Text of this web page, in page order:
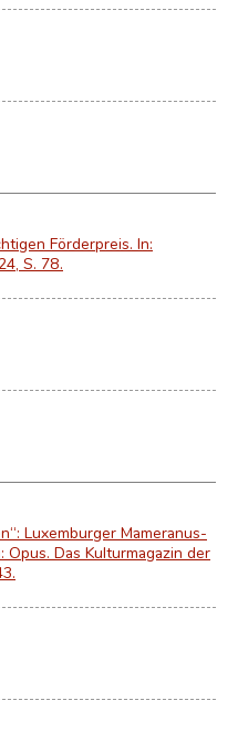
Förderpreis. In:
S. 78.
Luxemburger Mameranus-
Das Kulturmagazin der